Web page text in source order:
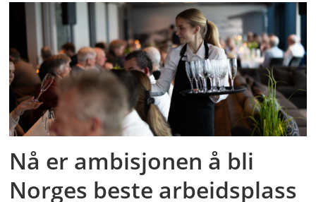
Nå er ambisjonen å bli
Norges beste arbeidsplass